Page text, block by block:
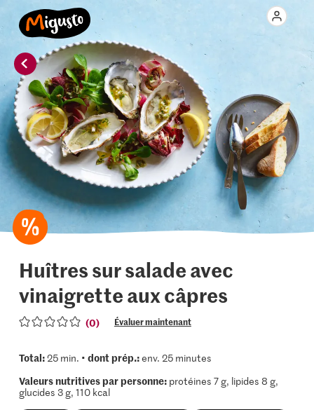
Huîtres sur salade avec
vinaigrette aux câpres
(0) Évaluer maintenant
Total:25 min. • dont prép.:env. 25 minutes
Valeurs nutritives par personne:protéines 7 g, lipides 8 g,
glucides 3 g, 110 kcal